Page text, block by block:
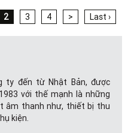
2 3 4 > Last ›
ty đến từ Nhật Bản, được
với thế mạnh là những
âm thanh như, thiết bị thu
kiện.